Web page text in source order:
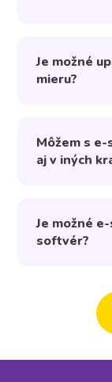
Je možné
mieru?
Môžem s
aj v iných
Je možné
softvér?